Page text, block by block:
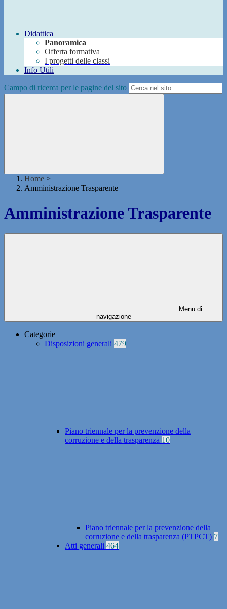
Didattica
Panoramica
Offerta formativa
I progetti delle classi
Info Utili
Campo di ricerca per le pagine del sito
Home >
Amministrazione Trasparente
Amministrazione Trasparente
Menu di
navigazione
Categorie
Disposizioni generali 479
Piano triennale per la prevenzione della
corruzione e della trasparenza 10
Piano triennale per la prevenzione della
corruzione e della trasparenza (PTPCT) 7
Atti generali 464